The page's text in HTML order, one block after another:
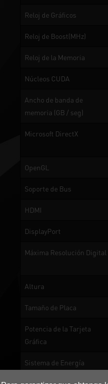
Reloj de Gráficos
Reloj de Boost(MHz)
Reloj de la Memoria
Núcleos CUDA
Ancho de banda de
memoria (GB / seg)
Microsoft DirectX
OpenGL
Soporte de Bus
HDMI
DisplayPort
Máxima Resolución Digital
Altura
Tamaño de Placa
Potencia de la Tarjeta
Gráfica
Sistema de Energía